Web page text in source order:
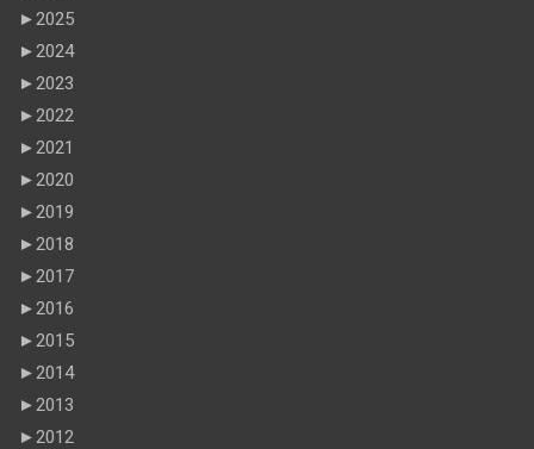
►2025
►2024
►2023
►2022
►2021
►2020
►2019
►2018
►2017
►2016
►2015
►2014
►2013
►2012